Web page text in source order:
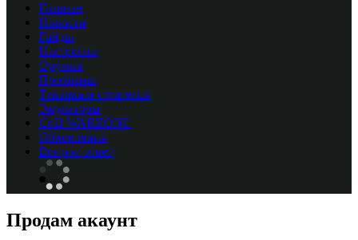
Главная
Новости
Гайды
Настройка
Оружие
Проблемы
Тактика и стратегия
Эмуляторы
CоD WARZONE
Обновления
Вопрос-ответ
Продам акаунт